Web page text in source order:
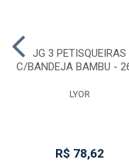
JG 3 PETISQUEIRAS
C/BANDEJA BAMBU -
LYOR
R$ 78,62